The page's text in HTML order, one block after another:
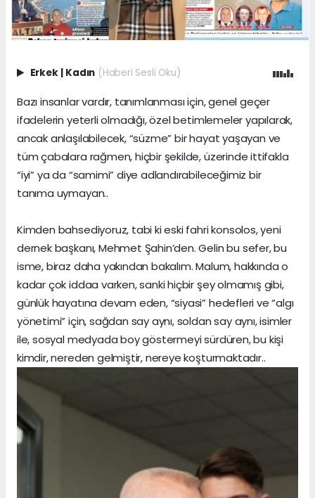
Erkek | Kadın (Haberi Sesli Oku)
Bazı insanlar vardır, tanımlanması için, genel geçer
ifadelerin yeterli olmadığı, özel betimlemeler yapılarak,
ancak anlaşılabilecek, “süzme” bir hayat yaşayan ve
tüm çabalara rağmen, hiçbir şekilde, üzerinde ittifakla
“iyi” ya da “samimi” diye adlandırabileceğimiz bir
tanıma uymayan..
Kimden bahsediyoruz, tabi ki eski fahri konsolos, yeni
dernek başkanı, Mehmet Şahin’den. Gelin bu sefer, bu
isme, biraz daha yakından bakalım. Malum, hakkında o
kadar çok iddaa varken, sanki hiçbir şey olmamış gibi,
günlük hayatına devam eden, “siyasi” hedefleri ve “algı
yönetimi” için, sağdan say aynı, soldan say aynı, isimler
ile, sosyal medyada boy göstermeyi sürdüren, bu kişi
kimdir, nereden gelmiştir, nereye koşturmaktadır..